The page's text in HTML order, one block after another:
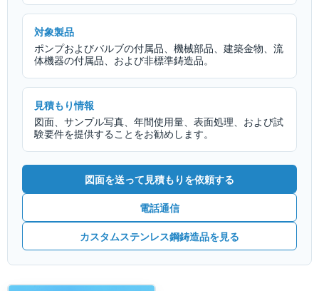
対象製品
ポンプおよびバルブの付属品、機械部品、建築金物、流
体機器の付属品、および非標準鋳造品。
見積もり情報
図面、サンプル写真、年間使用量、表面処理、および試
験要件を提供することをお勧めします。
図面を送って見積もりを依頼する
電話通信
カスタムステンレス鋼鋳造品を見る